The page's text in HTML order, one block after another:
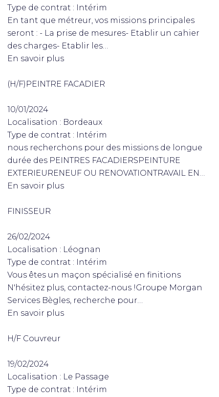
Type de contrat : Intérim
En tant que métreur, vos missions principales
seront : - La prise de mesures- Etablir un cahier
des charges- Etablir les…
En savoir plus
(H/F)PEINTRE FACADIER
10/01/2024
Localisation : Bordeaux
Type de contrat : Intérim
nous recherchons pour des missions de longue
durée des PEINTRES FACADIERSPEINTURE
EXTERIEURENEUF OU RENOVATIONTRAVAIL EN…
En savoir plus
FINISSEUR
26/02/2024
Localisation : Léognan
Type de contrat : Intérim
Vous êtes un maçon spécialisé en finitions
N'hésitez plus, contactez-nous !Groupe Morgan
Services Bègles, recherche pour…
En savoir plus
H/F Couvreur
19/02/2024
Localisation : Le Passage
Type de contrat : Intérim